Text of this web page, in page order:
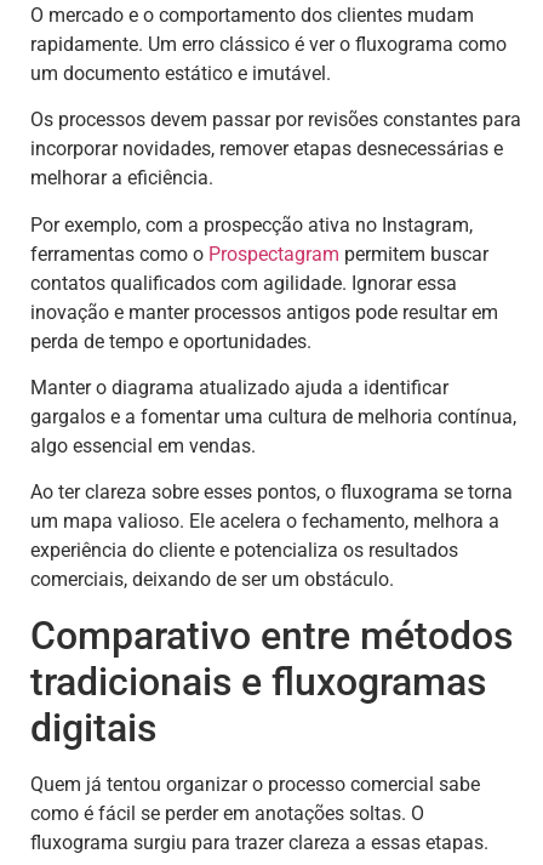
O mercado e o comportamento dos clientes mudam
rapidamente. Um erro clássico é ver o fluxograma como
um documento estático e imutável.
Os processos devem passar por revisões constantes para
incorporar novidades, remover etapas desnecessárias e
melhorar a eficiência.
Por exemplo, com a prospecção ativa no Instagram,
ferramentas como o Prospectagram permitem buscar
contatos qualificados com agilidade. Ignorar essa
inovação e manter processos antigos pode resultar em
perda de tempo e oportunidades.
Manter o diagrama atualizado ajuda a identificar
gargalos e a fomentar uma cultura de melhoria contínua,
algo essencial em vendas.
Ao ter clareza sobre esses pontos, o fluxograma se torna
um mapa valioso. Ele acelera o fechamento, melhora a
experiência do cliente e potencializa os resultados
comerciais, deixando de ser um obstáculo.
Comparativo entre métodos
tradicionais e fluxogramas
digitais
Quem já tentou organizar o processo comercial sabe
como é fácil se perder em anotações soltas. O
fluxograma surgiu para trazer clareza a essas etapas.